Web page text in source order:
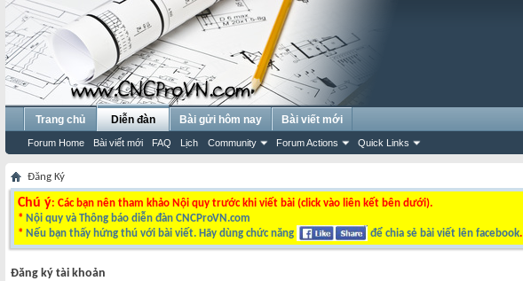
Trang chủ Diễn đàn
Forum Home Bài viết mới FAQ Lịch Community Forum Actions Quick Links
Bài gửi hôm nay Bài viết mới
Đăng Ký
Chú ý: Các bạn nên tham khảo Nội quy trước khi viết bài (click vào liên kết bên dưới).
* Nội quy và Thông báo diễn đàn CNCProVN.com
* Nếu bạn thấy hứng thú với bài viết. Hãy dùng chức năng để chia sẻ bài viết lên facebook.
Đăng ký tài khoản